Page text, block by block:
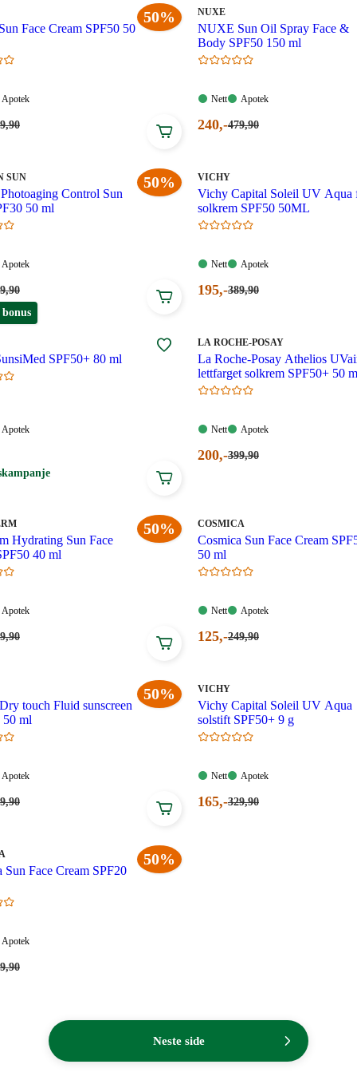
kroner.
50%
Face Cream SPF50 50
Apotek:
Apotek
,90
MERKE
NUXE
NUXE Sun Oil Spray Face &
Body SPF50 150 ml
Nett:
Nett
Apotek:
Apotek
Nåværende
kroner.
240,-Førpris:
479,90
50%
SUN
Control Sun
50 ml
Apotek:
Apotek
,90
MERKE
VICHY
Vichy Capital Soleil UV Aqua
solkrem SPF50 50ML
Nett:
Nett
Apotek:
Apotek
Nåværende
kroner.
195,-Førpris:
389,90
SPF50+ 80 ml
Apotek:
Apotek
MERKE:
LA ROCHE-POSAY
La Roche-Posay Athelios
lettfarget solkrem SPF50+ 50
Nett:
Nett
Apotek:
Apotek
Nåværende
200,-Førpris:
399,90
50%
Hydrating Sun Face
40 ml
Apotek:
Apotek
,90
MERKE:
COSMICA
Cosmica Sun Face Cream
50 ml
Nett:
Nett
Apotek:
Apotek
Nåværende
kroner.
125,-Førpris:
249,90
50%
touch Fluid sunscreen
50 ml
Apotek:
Apotek
,90
MERKE
VICHY
Vichy Capital Soleil UV Aqua
solstift SPF50+ 9 g
Nett:
Nett
Apotek:
Apotek
Nåværende
165,-Førpris:
329,90
50%
Sun Face Cream SPF20
Apotek:
Apotek
,90
Neste side